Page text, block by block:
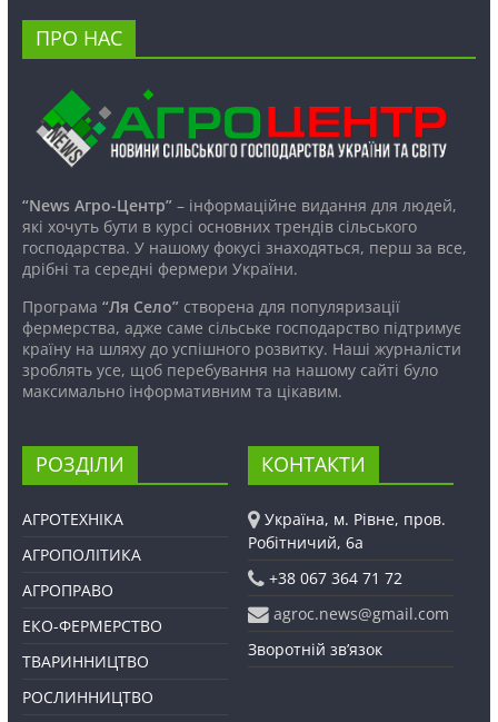
ПРО НАС
“News Агро-Центр”– інформаційне видання для людей,
які хочуть бути в курсі основних трендів сільського
господарства. У нашому фокусі знаходяться, перш за все,
дрібні та середні фермери України.
Програма “Ля Село”створена для популяризації
фермерства, адже саме сільське господарство підтримує
країну на шляху до успішного розвитку. Наші журналісти
зроблять усе, щоб перебування на нашому сайті було
максимально інформативним та цікавим.
РОЗДІЛИ
АГРОТЕХНІКА
АГРОПОЛІТИКА
АГРОПРАВО
ЕКО-ФЕРМЕРСТВО
ТВАРИННИЦТВО
РОСЛИННИЦТВО
КОНТАКТИ
Україна, м. Рівне, пров.
Робітничий, 6а
+38 067 364 71 72
agroc.news@gmail.com
Зворотній зв’язок